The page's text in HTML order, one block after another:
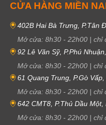
CỬA HÀNG MIỀN
402B Hai Bà Trưng, P.Tân
Mở cửa: 8h30 - 22h00 | chỉ
92 Lê Văn Sỹ, P.Phú
Mở cửa: 8h30 - 22h00 | chỉ
61 Quang Trung, P.Gò
Mở cửa: 8h30 - 22h00 | chỉ
642 CMT8, P.Thủ Dầu
Mở cửa: 8h30 - 22h00 | chỉ